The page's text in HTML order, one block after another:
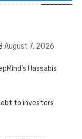
August 7, 2026
Hassabis
to investors